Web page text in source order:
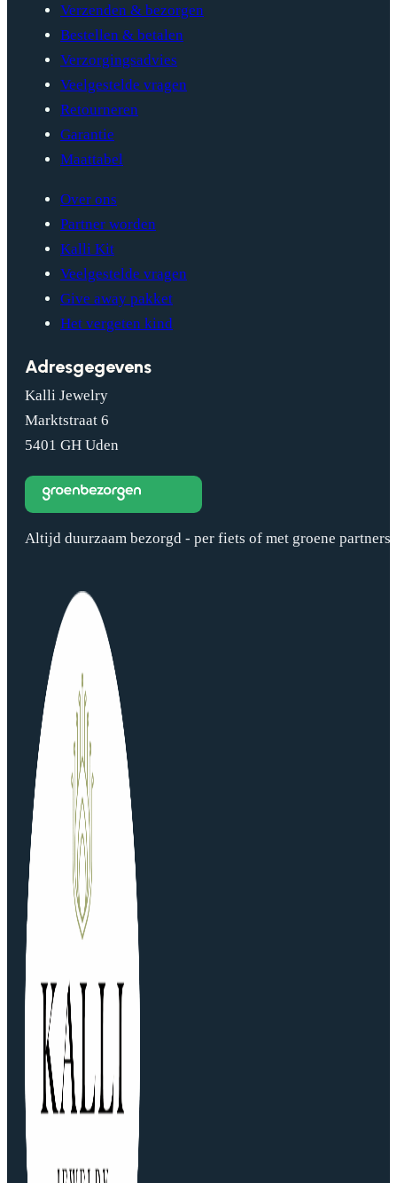
Verzenden & bezorgen
Bestellen & betalen
Verzorgingsadvies
Veelgestelde vragen
Retourneren
Garantie
Maattabel
Over ons
Partner worden
Kalli Kit
Veelgestelde vragen
Give away pakket
Het vergeten kind
Adresgegevens
Kalli Jewelry
Marktstraat 6
5401 GH Uden
Altijd duurzaam bezorgd - per fiets of met groene partners